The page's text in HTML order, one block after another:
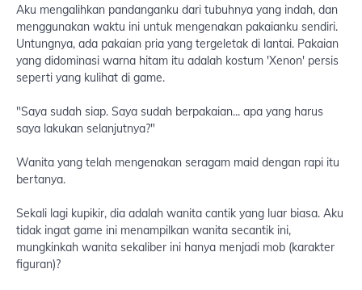
Aku mengalihkan pandanganku dari tubuhnya yang indah, dan
menggunakan waktu ini untuk mengenakan pakaianku sendiri.
Untungnya, ada pakaian pria yang tergeletak di lantai. Pakaian
yang didominasi warna hitam itu adalah kostum 'Xenon' persis
seperti yang kulihat di game.
"Saya sudah siap. Saya sudah berpakaian... apa yang harus
saya lakukan selanjutnya?"
Wanita yang telah mengenakan seragam maid dengan rapi itu
bertanya.
Sekali lagi kupikir, dia adalah wanita cantik yang luar biasa. Aku
tidak ingat game ini menampilkan wanita secantik ini,
mungkinkah wanita sekaliber ini hanya menjadi mob (karakter
figuran)?